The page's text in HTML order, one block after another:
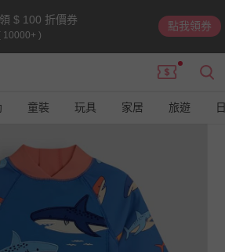
$ 100 折價券
10000+ )
點我領券
童裝 玩具 家居 旅遊